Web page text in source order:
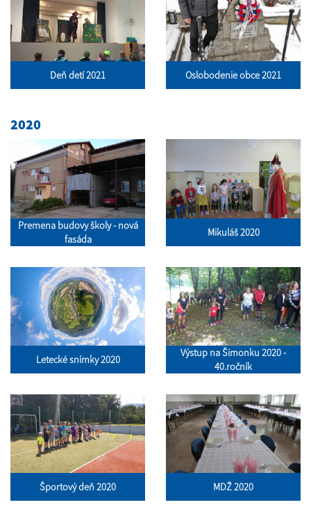
Deň detí 2021 Oslobodenie obce 2021
2020
Premena budovy školy - nová
fasáda
Mikuláš 2020
Letecké snímky 2020
Výstup na Šimonku 2020 -
40.ročník
Športový deň 2020 MDŽ 2020